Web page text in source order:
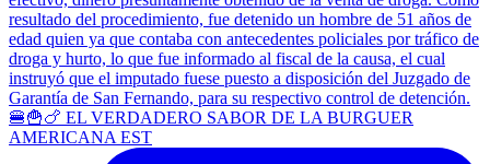
🍔🍟🍗 EL VERDADERO SABOR DE LA BURGUER
AMERICANA EST